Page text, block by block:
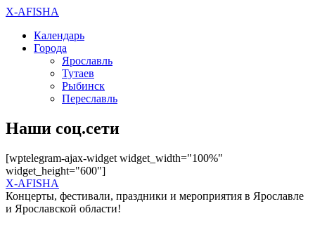
X-AFISHA
Календарь
Города
Ярославль
Тутаев
Рыбинск
Переславль
Наши соц.сети
[wptelegram-ajax-widget widget_width="100%"
widget_height="600"]
X-AFISHA
Концерты, фестивали, праздники и мероприятия в Ярославле
и Ярославской области!